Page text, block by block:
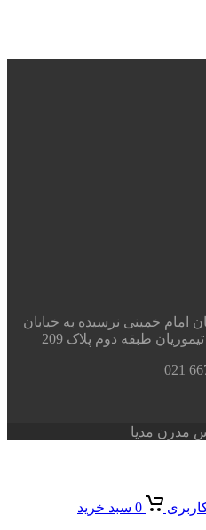
امام خمینی نرسیده به خیابان
طبقه دوم پلاک 209
مدرن مدیا
0 سبد خرید